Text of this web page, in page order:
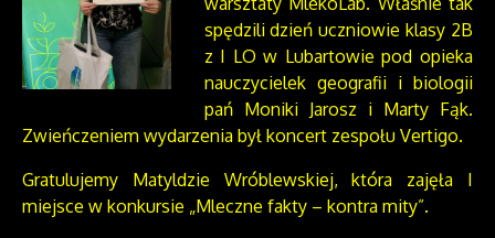
spędzili dzień uczniowie klasy 2B
z I LO w Lubartowie pod opieka
nauczycielek geografii i biologii
pań Moniki Jarosz i Marty Fąk.
Zwieńczeniem wydarzenia był koncert zespołu Vertigo.
Gratulujemy Matyldzie Wróblewskiej, która zajęła I
miejsce w konkursie „Mleczne fakty – kontra mity”.